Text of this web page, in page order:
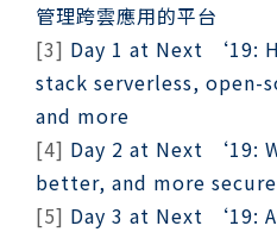
管理跨雲應用的平台
[3] Day 1 at Next ‘19:
stack serverless, open-
and more
[4] Day 2 at Next ‘19:
better, and more
[5] Day 3 at Next ‘19: